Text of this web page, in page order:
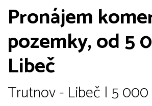
Pronájem
pozemky, od 5
Libeč
Trutnov - Libeč | 5 000